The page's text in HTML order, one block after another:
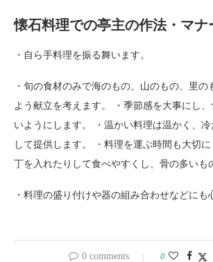
懐石料理での亭主の作法・マナ
・自ら手料理を振る舞います。
・旬の食材のみで海のもの、山のもの、里の
よう献立を考えます。 ・季節感を大事にし
いようにします。 ・温かい料理は温かく、冷
して提供します。 ・料理を運ぶ時間も大切
丁を入れたりして食べやすくし、骨の多いも
・料理の盛り付けや器の組み合わせなどにも
0 comments 0